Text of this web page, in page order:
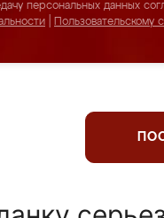
персональных данных
Пользовательскому